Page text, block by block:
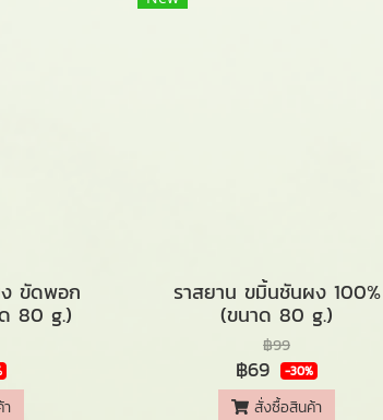
ขัดพอก
80 g.)
ราสยาน ขมิ้นชันผง 100%
(ขนาด 80 g.)
฿99
฿69 -30%
สั่งซื้อสินค้า